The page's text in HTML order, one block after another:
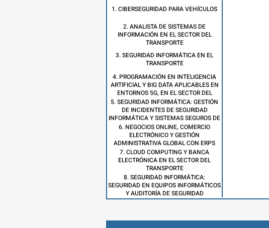
1. CIBERSEGURIDAD PARA VEHÍCULOS
2. ANALISTA DE SISTEMAS DE
INFORMACIÓN EN EL SECTOR DEL
TRANSPORTE
3. SEGURIDAD INFORMÁTICA EN EL
TRANSPORTE
4. PROGRAMACIÓN EN INTELIGENCIA
ARTIFICIAL Y BIG DATA APLICABLES EN
ENTORNOS 5G, EN EL SECTOR DEL
TRANSPORTE
5. SEGURIDAD INFORMÁTICA: GESTIÓN
DE INCIDENTES DE SEGURIDAD
INFORMÁTICA Y SISTEMAS SEGUROS DE
ACCESO Y TRANSMISIÓN DE DATOS, EN
EL TRANSPORTE
6. NEGOCIOS ONLINE, COMERCIO
ELECTRÓNICO Y GESTIÓN
ADMINISTRATIVA GLOBAL CON ERPS
PARA EL SECTOR DEL TRANSPORTE
7. CLOUD COMPUTING Y BANCA
ELECTRÓNICA EN EL SECTOR DEL
TRANSPORTE
8. SEGURIDAD INFORMÁTICA:
SEGURIDAD EN EQUIPOS INFORMÁTICOS
Y AUDITORÍA DE SEGURIDAD
INFORMÁTICA, EN EL TRANSPORTE